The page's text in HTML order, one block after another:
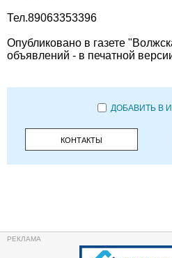
Тел.89063353396
Опубликовано в газете
объявлений - в печатной
ДОБАВИТЬ В
КОНТАКТЫ